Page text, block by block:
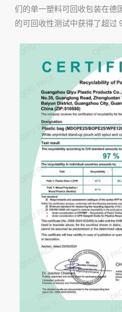
们的单一塑料可回收包装在德
的可回收性测试中获得了超过